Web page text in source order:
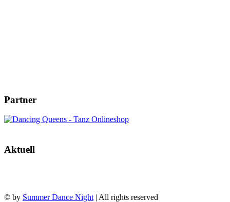
Partner
Aktuell
© by Summer Dance Night | All rights reserved